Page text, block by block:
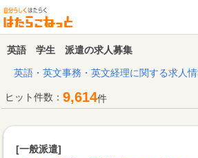
英語 学生 派遣の求人募集
英語・英文事務・英文経理に関する求人
ヒット件数： 9,614件
[一般派遣]